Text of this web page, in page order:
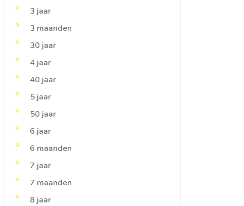
3 jaar
3 maanden
30 jaar
4 jaar
40 jaar
5 jaar
50 jaar
6 jaar
6 maanden
7 jaar
7 maanden
8 jaar